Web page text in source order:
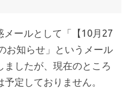
メールとして「【10月27
お知らせ」というメール
ましたが、現在のところ
定しておりません。